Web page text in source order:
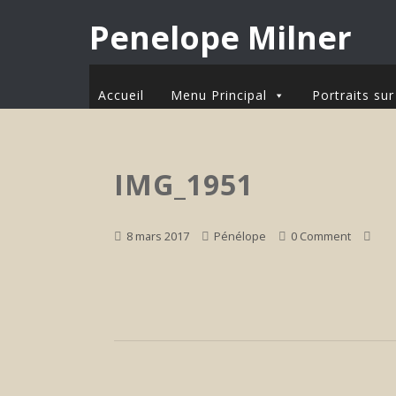
Penelope Milner
Accueil Menu Principal Portraits
IMG_1951
8 mars 2017 Pénélope 0 Comment